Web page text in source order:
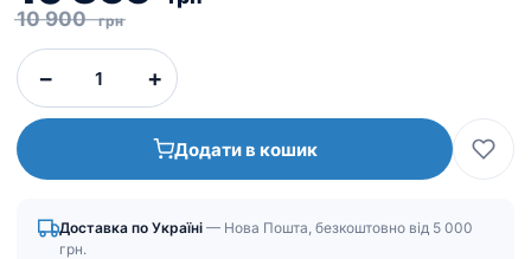
10 900 грн
ціна:
10
900
грн.
ціна:
10
355
грн.
− +
Додати в кошик
Доставка по Україні — Нова Пошта, безкоштовно від 5 000
грн.